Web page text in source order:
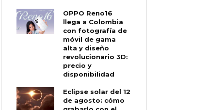
OPPO Reno16
llega a Colombia
con fotografía de
móvil de gama
alta y diseño
revolucionario 3D:
precio y
disponibilidad
Eclipse solar del 12
de agosto: cómo